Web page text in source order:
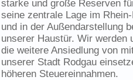
starke und große Reserven
seine zentrale Lage im
und in der Außendarstellung
unserer Haustür. Wir werden
die weitere Ansiedlung von
unserer Stadt Rodgau
höheren Steuereinnahmen.